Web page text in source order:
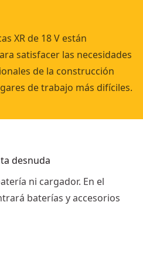
XR de 18 V están
satisfacer las necesidades
de la construcción
de trabajo más difíciles.
desnuda
ni cargador. En el
baterías y accesorios